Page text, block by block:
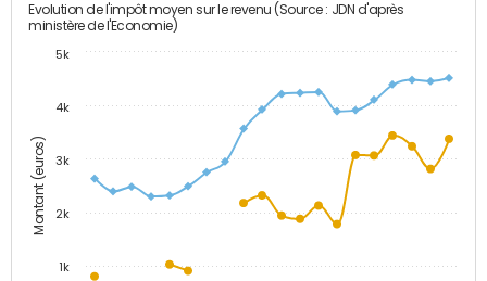
Montant (euros)
Evolution de l'impôt moyen sur le revenu (Source : JDN d'après
ministère de l'Economie)
1k
2k
3k
4k
5k